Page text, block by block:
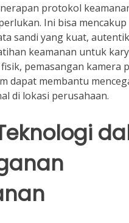
protokol
Ini bisa mencakup
sandi yang kuat,
keamanan untuk
pemasangan kamera
dapat membantu
di lokasi perusahaan.